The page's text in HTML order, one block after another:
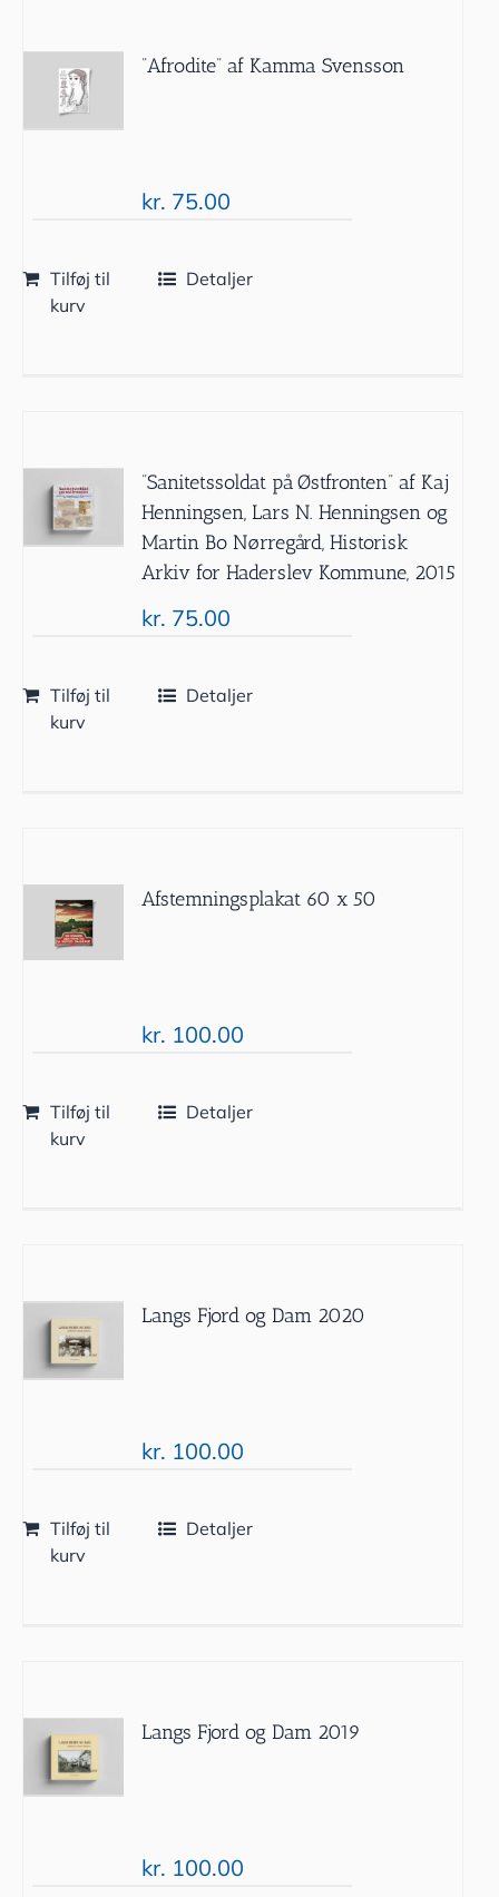
”Afrodite” af Kamma Svensson
kr. 75.00
Tilføj til
kurv
Detaljer
”Sanitetssoldat på Østfronten” af Kaj
Henningsen, Lars N. Henningsen og
Martin Bo Nørregård, Historisk
Arkiv for Haderslev Kommune, 2015
kr. 75.00
Tilføj til
kurv
Detaljer
Afstemningsplakat 60 x 50
kr. 100.00
Tilføj til
kurv
Detaljer
Langs Fjord og Dam 2020
kr. 100.00
Tilføj til
kurv
Detaljer
Langs Fjord og Dam 2019
kr. 100.00